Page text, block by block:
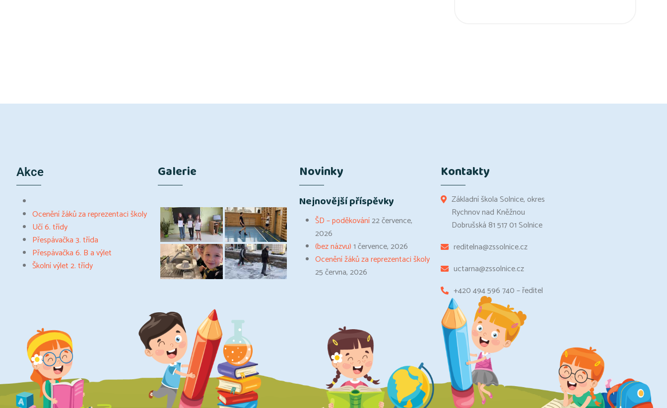
Akce
Ocenění žáků za reprezentaci školy
Učí 6. třídy
Přespávačka 3. třída
Přespávačka 6. B a výlet
Školní výlet 2. třídy
Galerie Novinky
Nejnovější příspěvky
ŠD – poděkování22 července,
2026
(bez názvu)1 července, 2026
Ocenění žáků za reprezentaci školy
25 června, 2026
Kontakty
Základní škola Solnice, okres
Rychnov nad Kněžnou
Dobrušská 81 517 01 Solnice
reditelna@zssolnice.cz
uctarna@zssolnice.cz
+420 494 596 740 – ředitel